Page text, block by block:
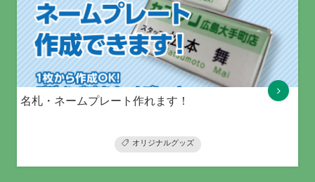
名札・ネームプレート作れます！
オリジナルグッズ